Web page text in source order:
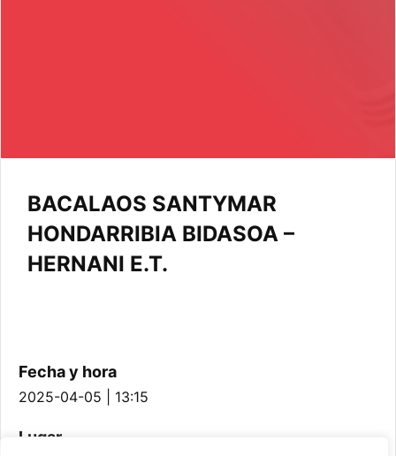
BACALAOS SANTYMAR
HONDARRIBIA BIDASOA –
HERNANI E.T.
Fecha y hora
2025-04-05 | 13:15
Lugar